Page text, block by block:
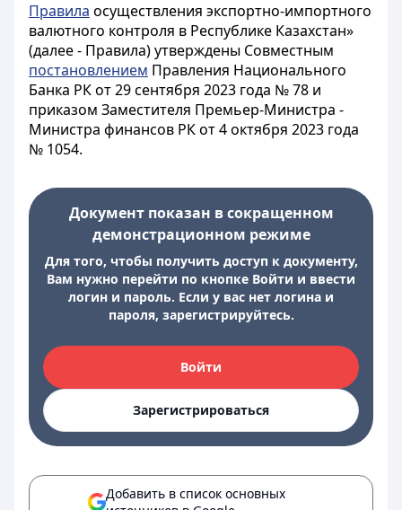
Правила осуществления экспортно-импортного
валютного контроля в Республике Казахстан»
(далее - Правила) утверждены Совместным
постановлением Правления Национального
Банка РК от 29 сентября 2023 года № 78 и
приказом Заместителя Премьер-Министра -
Министра финансов РК от 4 октября 2023 года
№ 1054.
Документ показан в сокращенном
демонстрационном режиме
Для того, чтобы получить доступ к документу,
Вам нужно перейти по кнопке Войти и ввести
логин и пароль. Если у вас нет логина и
пароля, зарегистрируйтесь.
Войти
Зарегистрироваться
Добавить в список основных